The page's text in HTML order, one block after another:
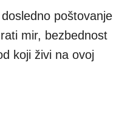
poštovanje
mir, bezbednost
koji živi na ovoj